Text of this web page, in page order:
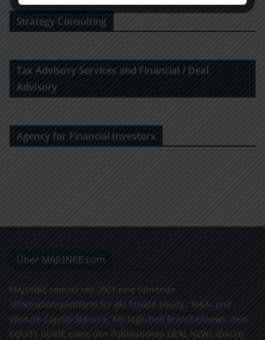
Strategy Consulting
Tax Advisory Services and Financial / Deal
Advisory
Agency for Financial Investors
Über MAJUNKE.com
MAJUNKE.com ist seit 2001 eine führende
Informationsplattform für die Private-Equity-, M&A- und
Venture-Capital-Branche. Mit täglichen Branchennews, dem
EQUITY GUIDE sowie den Publikationen DEAL NEWS (DACH)